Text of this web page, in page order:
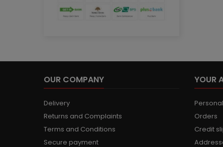
OUR COMPANY
Delivery
Returns and Complaints
Terms and Conditions
Secure payment
YOUR
Orders
Credit